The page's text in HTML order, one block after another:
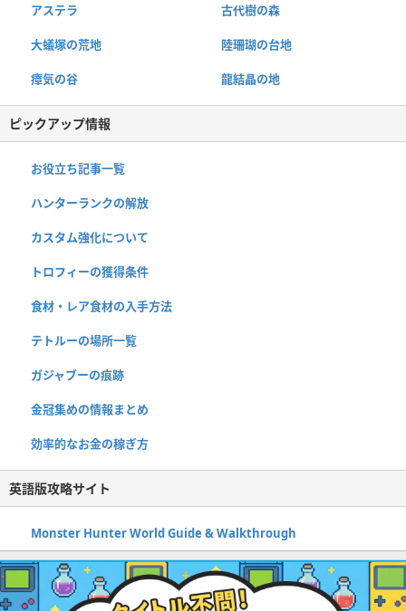
アステラ 古代樹の森
大蟻塚の荒地 陸珊瑚の台地
瘴気の谷 龍結晶の地
ピックアップ情報
お役立ち記事一覧
ハンターランクの解放
カスタム強化について
トロフィーの獲得条件
食材・レア食材の入手方法
テトルーの場所一覧
ガジャブーの痕跡
金冠集めの情報まとめ
効率的なお金の稼ぎ方
英語版攻略サイト
Monster Hunter World Guide & Walkthrough